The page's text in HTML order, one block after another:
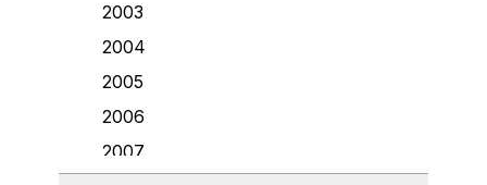
Frederica Mogherini
2003
2004
2005
2006
2007